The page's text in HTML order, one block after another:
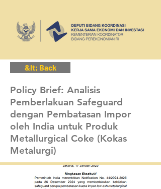
&lt; Back
Policy Brief: Analisis
Pemberlakuan Safeguard
dengan Pembatasan Impor
oleh India untuk Produk
Metallurgical Coke (Kokas
Metalurgi)